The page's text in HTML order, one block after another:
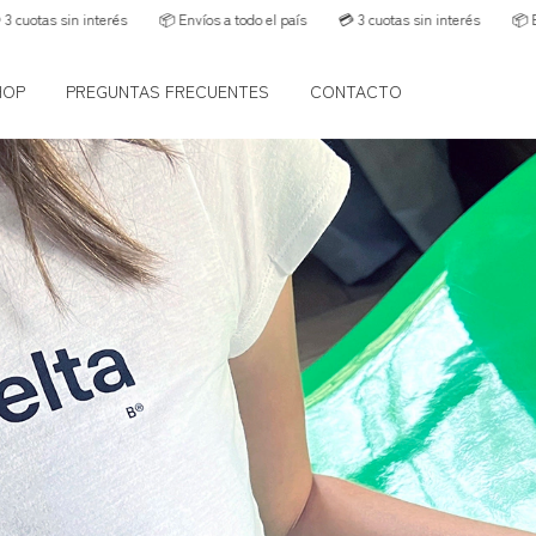
a todo el país 💳 3 cuotas sin interés 📦 Envíos a todo el país 💳 3
PREGUNTAS FRECUENTES CONTACTO